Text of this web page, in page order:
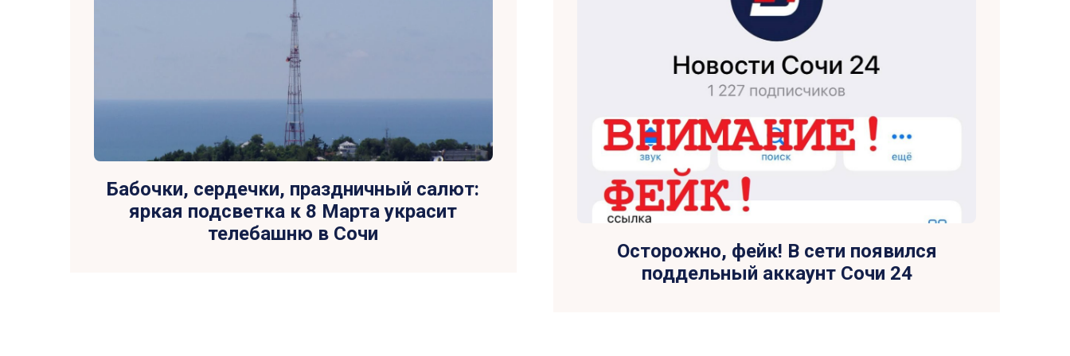
Бабочки, сердечки, праздничный салют:
яркая подсветка к 8 Марта украсит
телебашню в Сочи
Осторожно, фейк! В сети появился
поддельный аккаунт Сочи 24